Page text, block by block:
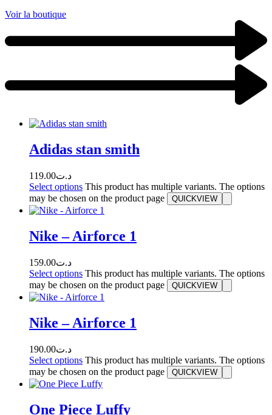
Voir la boutique
Adidas stan smith
د.ت119.00
Select options This product has multiple variants. The options
may be chosen on the product page
QUICKVIEW
Nike – Airforce 1
د.ت159.00
Select options This product has multiple variants. The options
may be chosen on the product page
QUICKVIEW
Nike – Airforce 1
د.ت190.00
Select options This product has multiple variants. The options
may be chosen on the product page
QUICKVIEW
One Piece Luffy